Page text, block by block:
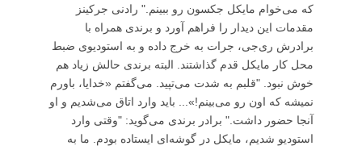
که می‌خوام مایکل جکسون رو ببینم." رادنی جرکینز
مقدمات این دیدار را فراهم آورد و برندی همراه با
برادرش ری‌جی، جرات به خرج داده و به استودیوی ضبط
محل کار مایکل قدم گذاشتند. البته برندی حالش زیاد هم
خوش نبود. "قلبم به شدت می‌تپید. می‌گفتم «خدایا، باورم
نمیشه که اون رو می‌بینم!»... باید وارد اتاق می‌شدیم و او
آنجا حضور داشت." برادر برندی می‌گوید: "وقتی وارد
استودیو شدیم، مایکل در گوشه‌ای ایستاده بودم. ما به